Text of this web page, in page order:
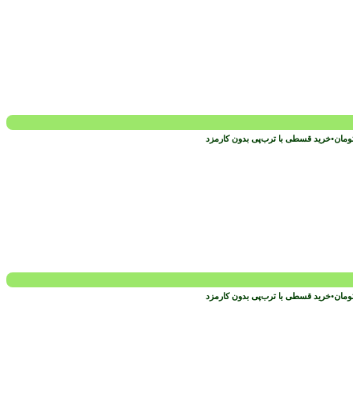
•خرید قسطی با ترب‌پی بدون کارمزد
•خرید قسطی با ترب‌پی بدون کارمزد